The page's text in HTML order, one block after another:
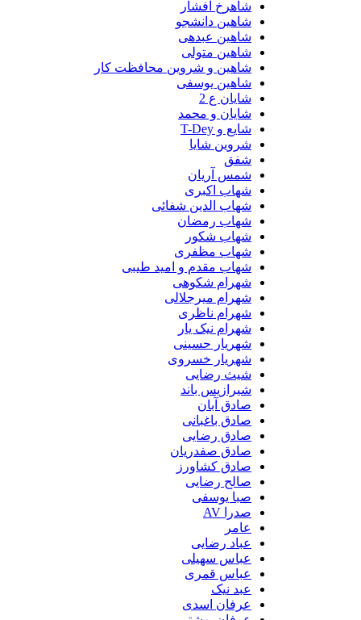
شاهرخ افشار
شاهین دانشجو
شاهین عبدهی
شاهین متولی
شاهین و شروین محافظت کار
شاهین یوسفی
شایان ع 2
شایان و محمد
شایع و T-Dey
شروین شایا
شفق
شمس آریان
شهاب اکبری
شهاب الدین شفائی
شهاب رمضان
شهاب شکور
شهاب مظفری
شهاب مقدم و امید طیبی
شهرام شکوهی
شهرام میرجلالی
شهرام ناظری
شهرام نیک یار
شهریار حسینی
شهریار خسروی
شیث رضایی
شیرازیس باند
صادق آبان
صادق باغبانی
صادق رضایی
صادق صفدریان
صادق کشاورز
صالح رضایی
صبا یوسفی
صدرا AV
عامر
عباد رضایی
عباس سهیلی
عباس قمری
عبد نیک
عرفان اسدی